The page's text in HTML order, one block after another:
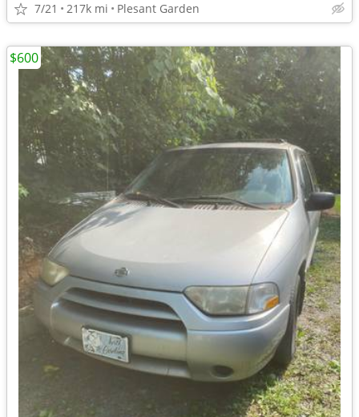
7/21 217k mi Plesant Garden
$600